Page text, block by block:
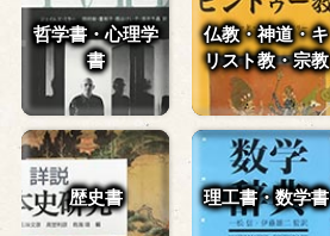
哲学書・心理学
書
仏教・神道・キ
リスト教・宗教
歴史書 理工書・数学書